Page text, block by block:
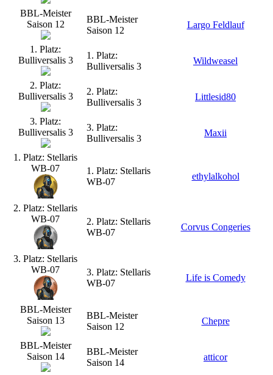
BBL-Meister
Saison 12
BBL-Meister
Saison 12
Largo Feldlauf
1. Platz:
Bulliversalis 3
1. Platz:
Bulliversalis 3
Wildweasel
2. Platz:
Bulliversalis 3
2. Platz:
Bulliversalis 3
Littlesid80
3. Platz:
Bulliversalis 3
3. Platz:
Bulliversalis 3
Maxii
1. Platz: Stellaris
WB-07
1. Platz: Stellaris
WB-07
ethylalkohol
2. Platz: Stellaris
WB-07
2. Platz: Stellaris
WB-07
Corvus Congeries
3. Platz: Stellaris
WB-07
3. Platz: Stellaris
WB-07
Life is Comedy
BBL-Meister
Saison 13
BBL-Meister
Saison 12
Chepre
BBL-Meister
Saison 14
BBL-Meister
Saison 14
atticor